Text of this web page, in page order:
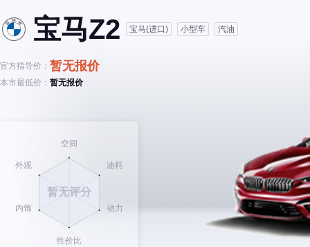
宝马Z2 宝马(进口) 小型车 汽油
官方指导价： 暂无报价
本市最低价： 暂无报价